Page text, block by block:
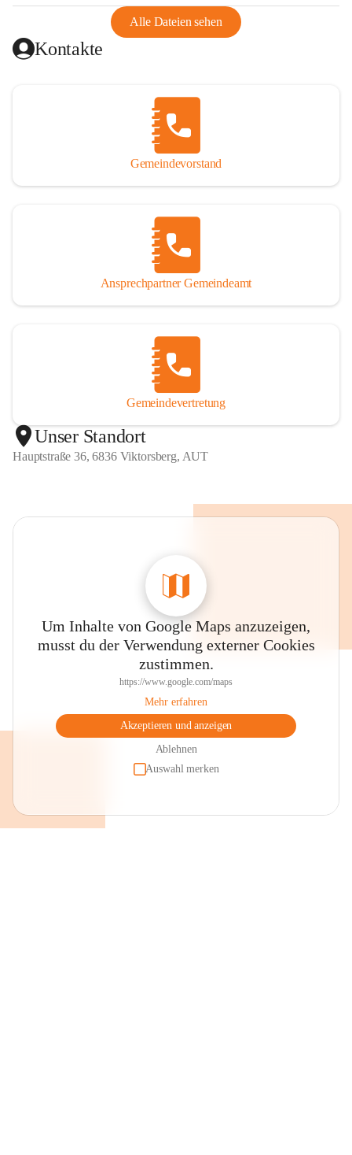
Alle Dateien sehen
Kontakte
Gemeindevorstand
Ansprechpartner Gemeindeamt
Gemeindevertretung
Unser Standort
Hauptstraße 36, 6836 Viktorsberg, AUT
Um Inhalte von Google Maps anzuzeigen,
musst du der Verwendung externer Cookies
zustimmen.
https://www.google.com/maps
Mehr erfahren
Akzeptieren und anzeigen
Ablehnen
Auswahl merken